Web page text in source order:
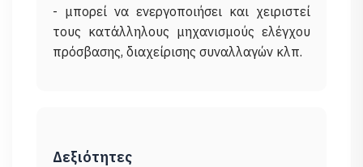
- μπορεί να ενεργοποιήσει και χειριστεί
τους κατάλληλους μηχανισμούς ελέγχου
Δεξιότητες